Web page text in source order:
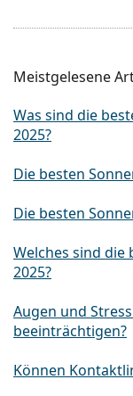
Meistgelesene
Was sind die
2025?
Die besten
Die besten
Welches sind
2025?
Augen und
beeinträchtigen?
Können